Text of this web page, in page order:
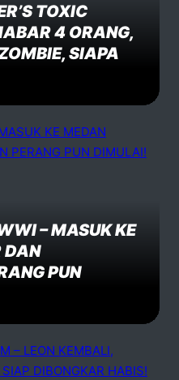
TOXIC
4 ORANG,
SIAPA
– MASUK KE
DAN
PUN